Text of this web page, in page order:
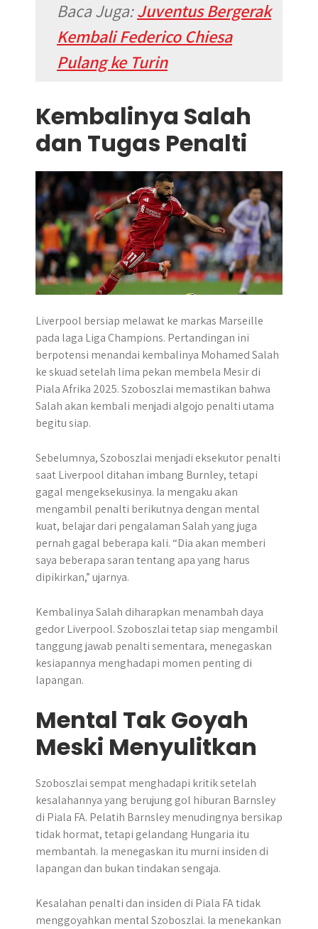
Baca Juga:Juventus Bergerak
Kembali Federico Chiesa
Pulang ke Turin
Kembalinya Salah
dan Tugas Penalti
Liverpool bersiap melawat ke markas Marseille
pada laga Liga Champions. Pertandingan ini
berpotensi menandai kembalinya Mohamed Salah
ke skuad setelah lima pekan membela Mesir di
Piala Afrika 2025. Szoboszlai memastikan bahwa
Salah akan kembali menjadi algojo penalti utama
begitu siap.
Sebelumnya, Szoboszlai menjadi eksekutor penalti
saat Liverpool ditahan imbang Burnley, tetapi
gagal mengeksekusinya. Ia mengaku akan
mengambil penalti berikutnya dengan mental
kuat, belajar dari pengalaman Salah yang juga
pernah gagal beberapa kali. “Dia akan memberi
saya beberapa saran tentang apa yang harus
dipikirkan,” ujarnya.
Kembalinya Salah diharapkan menambah daya
gedor Liverpool. Szoboszlai tetap siap mengambil
tanggung jawab penalti sementara, menegaskan
kesiapannya menghadapi momen penting di
lapangan.
Mental Tak Goyah
Meski Menyulitkan
Szoboszlai sempat menghadapi kritik setelah
kesalahannya yang berujung gol hiburan Barnsley
di Piala FA. Pelatih Barnsley menudingnya bersikap
tidak hormat, tetapi gelandang Hungaria itu
membantah. Ia menegaskan itu murni insiden di
lapangan dan bukan tindakan sengaja.
Kesalahan penalti dan insiden di Piala FA tidak
menggoyahkan mental Szoboszlai. Ia menekankan